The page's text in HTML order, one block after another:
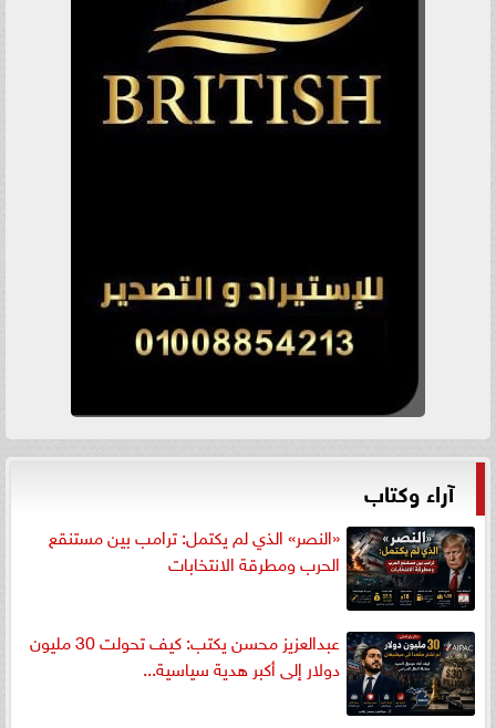
آراء وكتاب
«النصر» الذي لم يكتمل: ترامب بين مستنقع
الحرب ومطرقة الانتخابات
عبدالعزيز محسن يكتب: كيف تحولت 30 مليون
دولار إلى أكبر هدية سياسية...